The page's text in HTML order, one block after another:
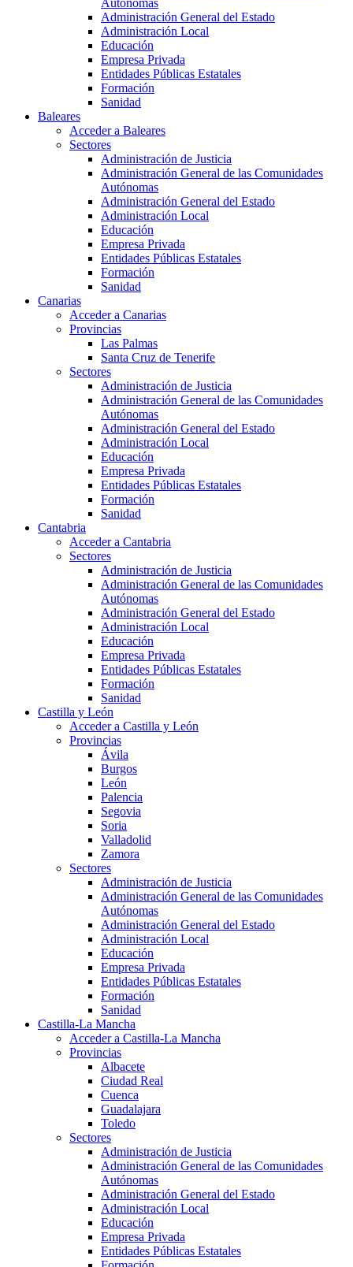
Autónomas
Administración General del Estado
Administración Local
Educación
Empresa Privada
Entidades Públicas Estatales
Formación
Sanidad
Baleares
Acceder a Baleares
Sectores
Administración de Justicia
Administración General de las Comunidades
Autónomas
Administración General del Estado
Administración Local
Educación
Empresa Privada
Entidades Públicas Estatales
Formación
Sanidad
Canarias
Acceder a Canarias
Provincias
Las Palmas
Santa Cruz de Tenerife
Sectores
Administración de Justicia
Administración General de las Comunidades
Autónomas
Administración General del Estado
Administración Local
Educación
Empresa Privada
Entidades Públicas Estatales
Formación
Sanidad
Cantabria
Acceder a Cantabria
Sectores
Administración de Justicia
Administración General de las Comunidades
Autónomas
Administración General del Estado
Administración Local
Educación
Empresa Privada
Entidades Públicas Estatales
Formación
Sanidad
Castilla y León
Acceder a Castilla y León
Provincias
Ávila
Burgos
León
Palencia
Segovia
Soria
Valladolid
Zamora
Sectores
Administración de Justicia
Administración General de las Comunidades
Autónomas
Administración General del Estado
Administración Local
Educación
Empresa Privada
Entidades Públicas Estatales
Formación
Sanidad
Castilla-La Mancha
Acceder a Castilla-La Mancha
Provincias
Albacete
Ciudad Real
Cuenca
Guadalajara
Toledo
Sectores
Administración de Justicia
Administración General de las Comunidades
Autónomas
Administración General del Estado
Administración Local
Educación
Empresa Privada
Entidades Públicas Estatales